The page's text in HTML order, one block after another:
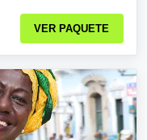
VER PAQUETE